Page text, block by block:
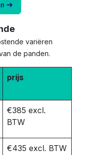
➜
variëren
de panden.
prijs
€385 excl.
BTW
€435 excl. BTW